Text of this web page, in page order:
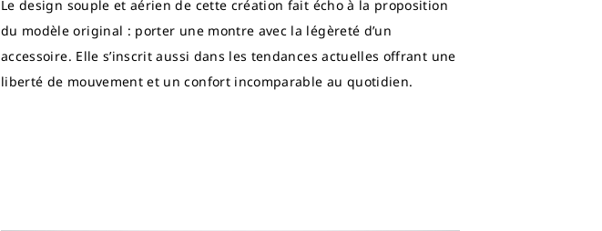
Le design souple et aérien de cette création fait écho à la proposition
du modèle original : porter une montre avec la légèreté d’un
accessoire. Elle s’inscrit aussi dans les tendances actuelles offrant une
liberté de mouvement et un confort incomparable au quotidien.